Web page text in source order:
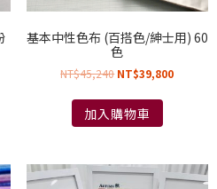
基本中性色布 (百搭色/紳士用) 60
色
NT$45,240 NT$39,800
加入購物車